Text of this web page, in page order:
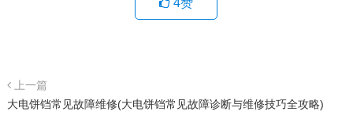
4赞
上一篇
大电饼铛常见故障维修(大电饼铛常见故障诊断与维修技巧全攻略)